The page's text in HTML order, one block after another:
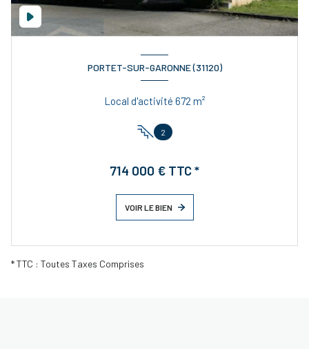
PORTET-SUR-GARONNE (31120)
Local d'activité 672 m²
2
714 000 € TTC *
VOIR LE BIEN
* TTC : Toutes Taxes Comprises